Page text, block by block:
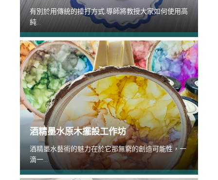
有別於用傳統的捶打方式,導師將教授大家如何使用高
純...
酒精墨水原木擺設工作坊
酒精墨水藝術的魅力在於它那無窮的創造可能性，一
滴一...